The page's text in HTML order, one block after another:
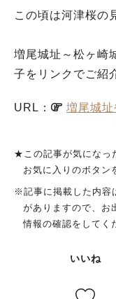
この頃は河津桜の
増尾城址～松ヶ崎
子をリンクでご紹
URL： 増尾城址
★この記事が気になっ
お気に入りのボタン
※記事に掲載した内容
がありますので、お
情報の確認をしてく
いいね